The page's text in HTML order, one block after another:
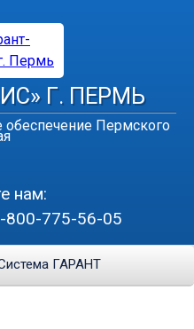
Г. ПЕРМЬ
Пермского
нам:
800-775-56-05
ГАРАНТ